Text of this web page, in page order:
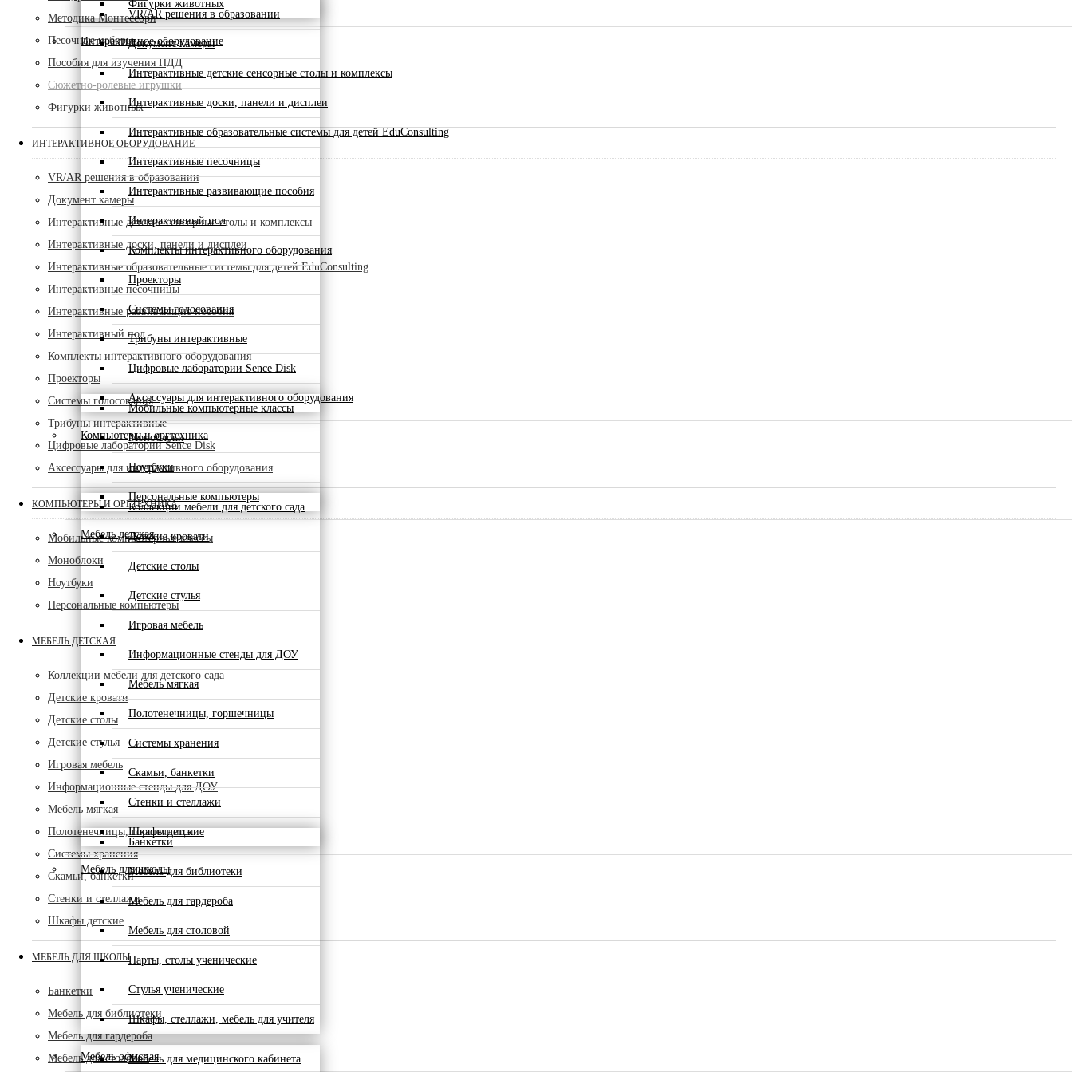
Фигурки животных
Интерактивное оборудование
VR/AR решения в образовании
Документ камеры
Интерактивные детские сенсорные столы и комплексы
Интерактивные доски, панели и дисплеи
Интерактивные образовательные системы для детей EduConsulting
Интерактивные песочницы
Интерактивные развивающие пособия
Интерактивный пол
Комплекты интерактивного оборудования
Проекторы
Системы голосования
Трибуны интерактивные
Цифровые лаборатории Sence Disk
Аксессуары для интерактивного оборудования
Компьютеры и оргтехника
Мобильные компьютерные классы
Моноблоки
Ноутбуки
Персональные компьютеры
Мебель детская
Коллекции мебели для детского сада
Детские кровати
Детские столы
Детские стулья
Игровая мебель
Информационные стенды для ДОУ
Мебель мягкая
Полотенечницы, горшечницы
Системы хранения
Скамьи, банкетки
Стенки и стеллажи
Шкафы детские
Мебель для школы
Банкетки
Мебель для библиотеки
Мебель для гардероба
Мебель для столовой
Парты, столы ученические
Стулья ученические
Шкафы, стеллажи, мебель для учителя
Мебель офиснаяМебель для медицинского кабинета
Методика Монтессори
Песочные наборы
Пособия для изучения ПДД
Сюжетно-ролевые игрушки
Фигурки животных
ИНТЕРАКТИВНОЕ ОБОРУДОВАНИЕ
VR/AR решения в образовании
Документ камеры
Интерактивные детские сенсорные столы и комплексы
Интерактивные доски, панели и дисплеи
Интерактивные образовательные системы для детей EduConsulting
Интерактивные песочницы
Интерактивные развивающие пособия
Интерактивный пол
Комплекты интерактивного оборудования
Проекторы
Системы голосования
Трибуны интерактивные
Цифровые лаборатории Sence Disk
Аксессуары для интерактивного оборудования
КОМПЬЮТЕРЫ И ОРГТЕХНИКА
Мобильные компьютерные классы
Моноблоки
Ноутбуки
Персональные компьютеры
МЕБЕЛЬ ДЕТСКАЯ
Коллекции мебели для детского сада
Детские кровати
Детские столы
Детские стулья
Игровая мебель
Информационные стенды для ДОУ
Мебель мягкая
Полотенечницы, горшечницы
Системы хранения
Скамьи, банкетки
Стенки и стеллажи
Шкафы детские
МЕБЕЛЬ ДЛЯ ШКОЛЫ
Банкетки
Мебель для библиотеки
Мебель для гардероба
Мебель для столовой